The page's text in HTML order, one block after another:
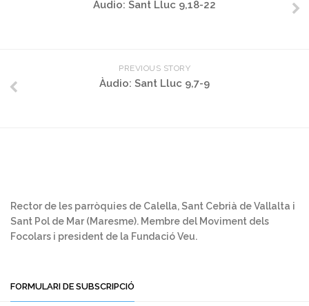
Àudio: Sant Lluc 9,18-22
PREVIOUS STORY
Àudio: Sant Lluc 9,7-9
Rector de les parròquies de Calella, Sant Cebrià de Vallalta i
Sant Pol de Mar (Maresme). Membre del Moviment dels
Focolars i president de la Fundació Veu.
FORMULARI DE SUBSCRIPCIÓ